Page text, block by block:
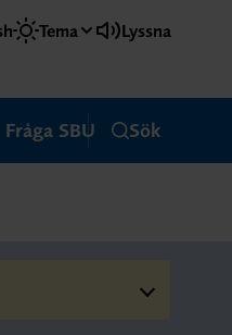
Tema Lyssna
Fråga SBU Sök